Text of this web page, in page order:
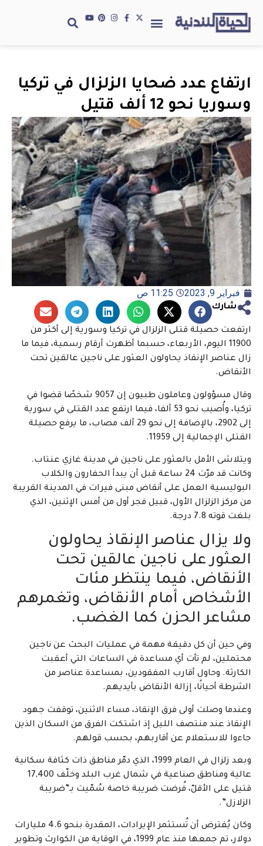
ارتفاع عدد ضحايا الزلزال في تركيا
وسوريا نحو 12 ألف قتيل
فبراير 9, 2023 11:25 ص
شارك
ارتفعت حصيلة قتلى الزلزال في تركيا وسورية إلى أكثر من
11900 اليوم، الأربعاء، حسبما أظهرت أرقام رسمية، فيما ما
زال عناصر الإنقاذ يحاولون العثور على ناجين عالقين تحت
الأنقاض.
وقال مسؤولون وعاملون طبيون إن 9057 شخصًا قضوا في
تركيا، وأُصيب نحو 53 ألفا، فيما ارتفع عدد القتلى في سورية
إلى 2902، بالإضافة إلى نحو 29 ألف مصاب، ما يرفع حصيلة
القتلى الإجمالية إلى 11959.
ويتلاشى الأمل بالعثور على ناجين في مدينة غازي عنتاب.
وكانت قد مرّت 24 ساعة قبل أن يبدأ الحفارون والكلاب
البوليسية العمل على أنقاض مبنى فيرات في المدينة القريبة
من مركز الزلزال الأول، قبيل فجر أول من أمس الإثنين، الذي
بلغت قوته 7.8 درجة.
ولا يزال عناصر الإنقاذ يحاولون
العثور على ناجين عالقين تحت
الأنقاض، فيما ينتظر مئات
الأشخاص أمام الأنقاض، وتغمرهم
مشاعر الحزن كما الغضب.
وفي حين أن كل دقيقة مهمة في عمليات البحث عن ناجين
محتملين، لم تأت أي مساعدة في الساعات التي أعقبت
الكارثة. وحاول أقارب المفقودين، بمساعدة عناصر من
الشرطة أحيانًا، إزالة الأنقاض بأيديهم.
وعندما وصلت أولى فرق الإنقاذ، مساء الاثنين، توقفت جهود
الإنقاذ عند منتصف الليل إذ اشتكت الفرق من السكان الذين
جاءوا للاستعلام عن أقاربهم، بحسب قولهم.
وبعد زلزال في العام 1999، الذي دمّر مناطق ذات كثافة سكانية
عالية ومناطق صناعية في شمال غرب البلد وخلّف 17,400
قتيل على الأقلّ، فُرضت ضريبة خاصة سُمّيت بـ”ضريبة
الزلازل”.
وكان يُفترض أن تُستثمر الإيرادات، المقدرة بنحو 4.6 مليارات
دولار، تم جمعها منذ عام 1999، في الوقاية من الكوارث وتطوير